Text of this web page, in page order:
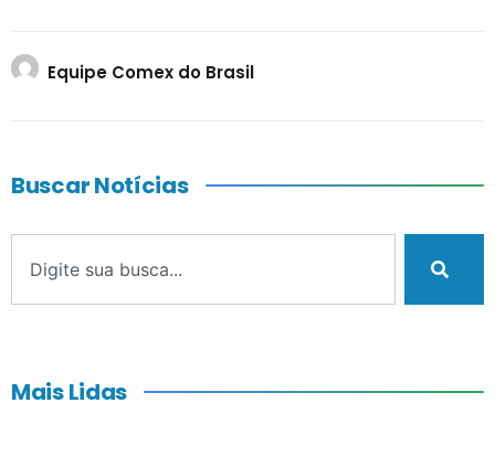
Equipe Comex do Brasil
Buscar Notícias
Mais Lidas